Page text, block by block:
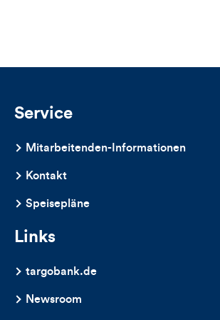
Kommentare
dieses
Artikels
Service
Mitarbeitenden-Informationen
Kontakt
Speisepläne
Links
targobank.de
Newsroom